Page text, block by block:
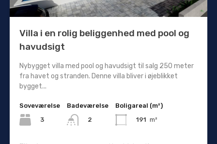
Villa i en rolig beliggenhed med pool og
havudsigt
Nybygget villa med pool og havudsigt til salg 250 meter
fra havet og stranden. Denne villa bliver i øjeblikket
bygget...
Soveværelse
3
Badeværelse
2
Boligareal (m²)
191 m²